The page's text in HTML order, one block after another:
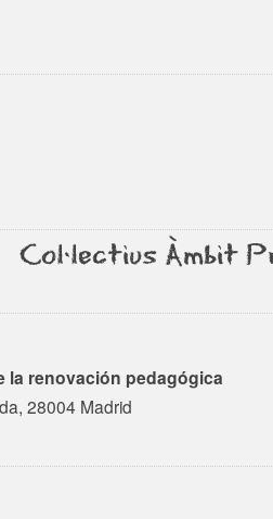
Col·lectius Àmbit
la renovación pedagógica
28004 Madrid